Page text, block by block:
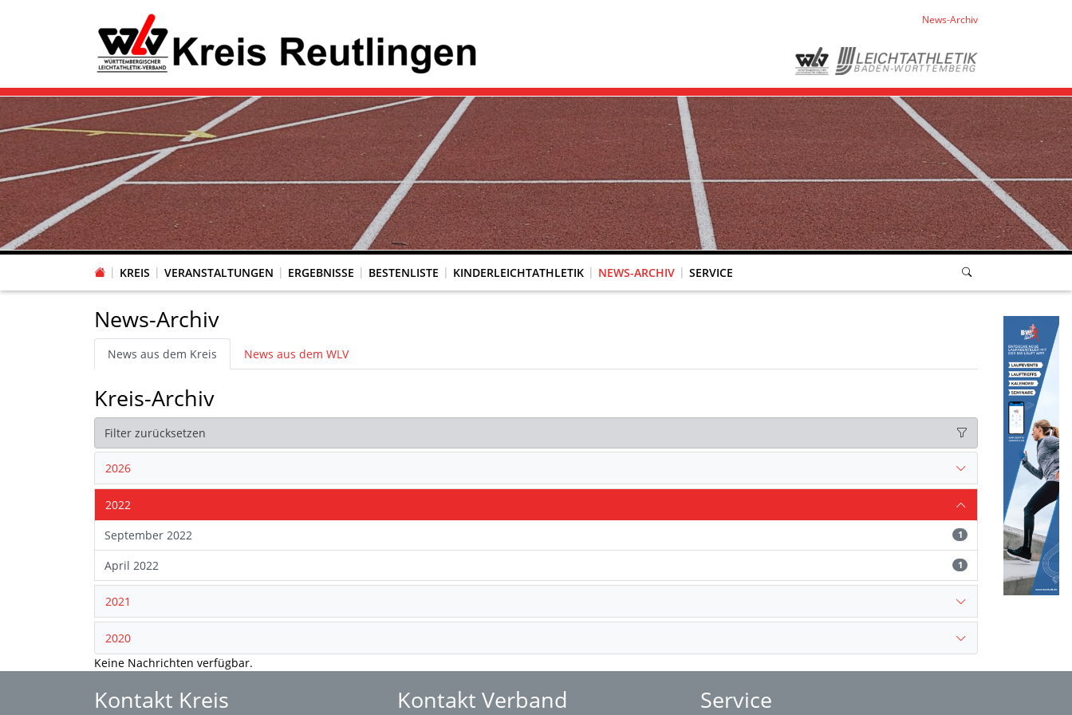
News-Archiv
KREIS VERANSTALTUNGEN ERGEBNISSE BESTENLISTE KINDERLEICHTATHLETIK NEWS-ARCHIV SERVICE
News-Archiv
News aus dem Kreis News aus dem WLV
Kreis-Archiv
Filter zurücksetzen
2026
2022
September 2022
1
April 2022 1
2021
2020
Keine Nachrichten verfügbar.
Kontakt Kreis Kontakt Verband Service